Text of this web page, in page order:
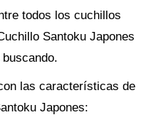
todos los cuchillos
Santoku Japones
las características de
Japones: